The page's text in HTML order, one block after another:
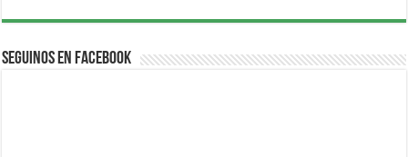
Seguinos en Facebook